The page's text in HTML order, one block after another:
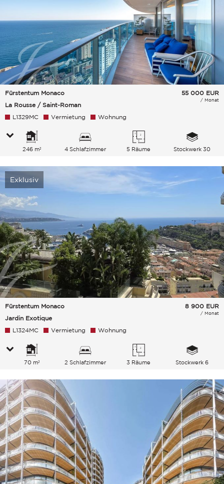
Fürstentum Monaco
La Rousse / Saint-Roman
55 000 EUR
/ Monat
L1329MC Vermietung Wohnung
246 m² 4 Schlafzimmer 5 Räume Stockwerk 30
Exklusiv
Fürstentum Monaco
Jardin Exotique
8 900 EUR
/ Monat
L1324MC Vermietung Wohnung
70 m² 2 Schlafzimmer 3 Räume Stockwerk 6